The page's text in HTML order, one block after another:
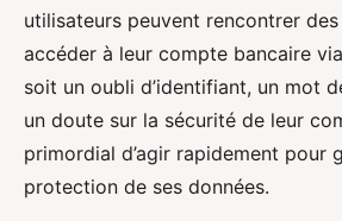
utilisateurs peuvent rencontrer
accéder à leur compte bancaire
soit un oubli d’identifiant, un mot
un doute sur la sécurité de leur
primordial d’agir rapidement pour
protection de ses données.